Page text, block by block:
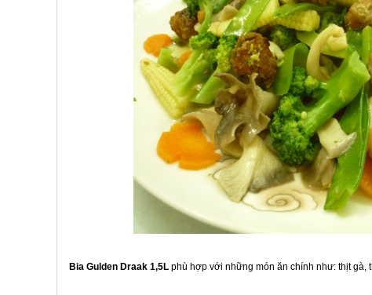
Bia Gulden Draak 1,5L phù hợp với những món ăn chính như: thịt gà,